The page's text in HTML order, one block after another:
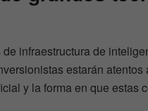
infraestructura de
estarán atentos
y la forma en que estas